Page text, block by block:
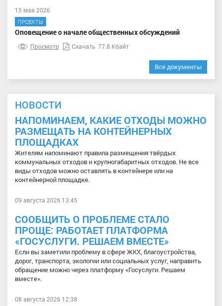
15 мая 2026
ПРОЕКТЫ
Оповещение о начале общественных обсуждений
Просмотр Скачать 77.8 Кбайт
Все документы
НОВОСТИ
НАПОМИНАЕМ, КАКИЕ ОТХОДЫ МОЖНО
РАЗМЕЩАТЬ НА КОНТЕЙНЕРНЫХ
ПЛОЩАДКАХ
Жителям напоминают правила размещения твёрдых
коммунальных отходов и крупногабаритных отходов. Не все
виды отходов можно оставлять в контейнере или на
контейнерной площадке.
09 августа 2026 13:45
СООБЩИТЬ О ПРОБЛЕМЕ СТАЛО
ПРОЩЕ: РАБОТАЕТ ПЛАТФОРМА
«ГОСУСЛУГИ. РЕШАЕМ ВМЕСТЕ»
Если вы заметили проблему в сфере ЖКХ, благоустройства,
дорог, транспорта, экологии или социальных услуг, направить
обращение можно через платформу «Госуслуги. Решаем
вместе».
08 августа 2026 12:38